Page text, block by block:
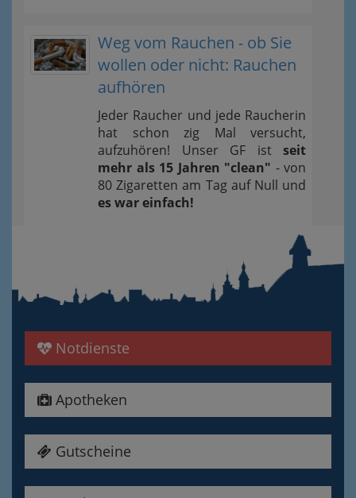
Weg vom Rauchen - ob Sie
wollen oder nicht: Rauchen
aufhören
Jeder Raucher und jede Raucherin
hat schon zig Mal versucht,
aufzuhören! Unser GF ist seit
mehr als 15 Jahren "clean" - von
80 Zigaretten am Tag auf Null und
es war einfach!
Notdienste
Apotheken
Gutscheine